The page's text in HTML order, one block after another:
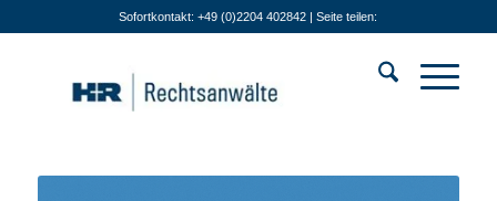
Sofortkontakt: +49 (0)2204 402842 | Seite teilen: